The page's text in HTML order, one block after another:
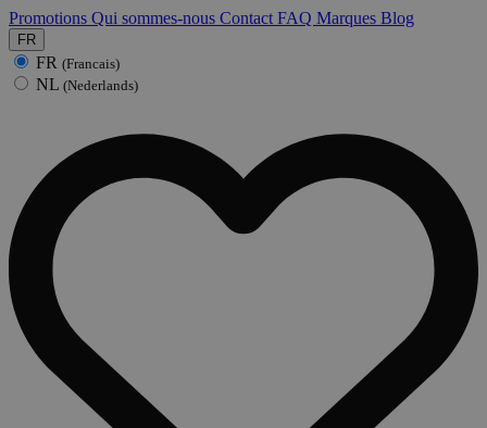
Promotions Qui sommes-nous Contact FAQ Marques Blog
FR
FR (Francais)
NL (Nederlands)